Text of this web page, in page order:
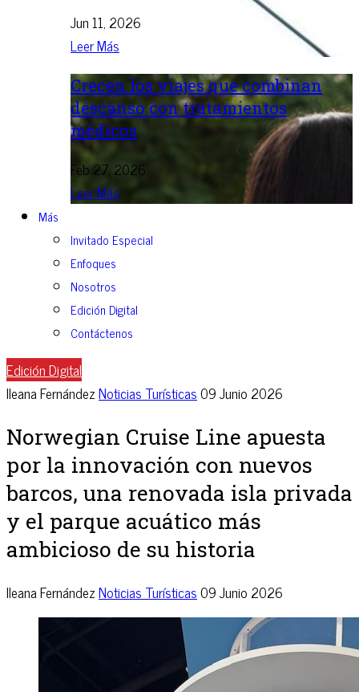
Jun 11, 2026
Leer Más
Crecen los viajes que combinan
descanso con tratamientos
médicos
Feb 27, 2026
Leer Más
Más
Invitado Especial
Enfoques
Nosotros
Edición Digital
Contáctenos
Edición Digital
Ileana FernándezNoticias Turísticas09 Junio 2026
Norwegian Cruise Line apuesta
por la innovación con nuevos
barcos, una renovada isla privada
y el parque acuático más
ambicioso de su historia
Ileana FernándezNoticias Turísticas09 Junio 2026